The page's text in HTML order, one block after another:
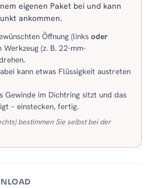
eigenen Paket bei und kann
ankommen.
Öffnung (links oder
(z. B. 22-mm-
kann etwas Flüssigkeit austreten
Gewinde im Dichtring sitzt und das
– einstecken, fertig.
bestimmen Sie selbst bei der